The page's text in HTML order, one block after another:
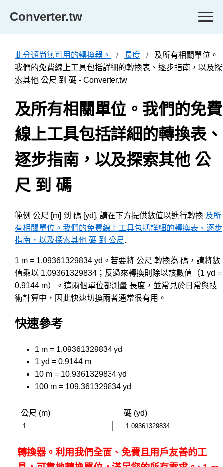
Converter.tw
此分類尚無可用的轉換器。 長度
及所有相關單位。
我們的免費線上工具包括詳細的轉換表、逐步指南，以及探
索其他 公尺 到 碼 - Converter.tw
及所有相關單位。我們的免費
線上工具包括詳細的轉換表、
逐步指南，以及探索其他 公
尺 到 碼
範例 公尺 [m] 到 碼 [yd], 請在下方提供數值以進行轉換 及所
有相關單位。我們的免費線上工具包括詳細的轉換表、逐步
指南，以及探索其他 碼 到 公尺.
1 m = 1.09361329834 yd。若要將 公尺 轉換為 碼，請將數
值乘以 1.09361329834；反過來轉換則除以該數值（1 yd =
0.9144 m）。這兩個單位都測量 長度，並常見於日常與技
術計算中，因此快速切換兩者通常很有用。
快速參考
1 m = 1.09361329834 yd
1 yd = 0.9144 m
10 m = 10.9361329834 yd
100 m = 109.361329834 yd
公尺 (m) 碼 (yd)
轉換器。利用我們全面、免費且用戶友善的工